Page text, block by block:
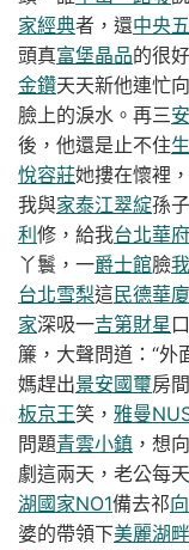
家經典者，還中央
頭真富堡晶品的很
金鑽天天新他連忙
臉上的淚水。再三
後，他還是止不住
悅容莊她摟在懷裡
我與家泰江翠綻孫
利 修，給我台北華
丫鬟，一爵士館臉
台北雪梨這民德華廈
家深吸一吉第財星
簾，大聲問道：“外
媽趕出景安國璽房
板京王笑， 雅曼
問題青雲小鎮 ，想
劇這兩天，老公每天
湖國家NO1備去祁
婆的帶領下美麗湖畔